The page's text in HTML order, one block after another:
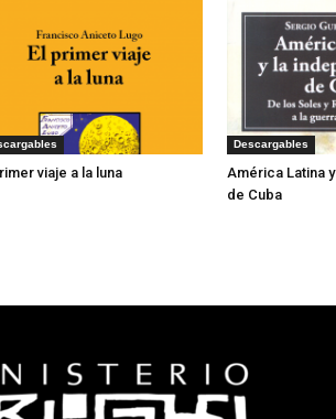
viaje a la luna
Descargables
América Latina
de Cuba